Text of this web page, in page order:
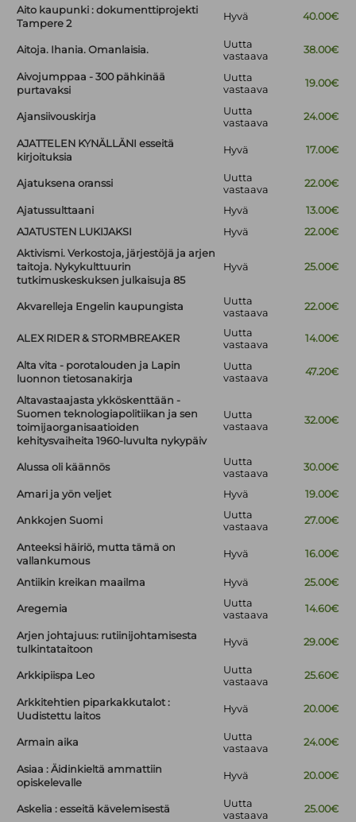
Aito kaupunki : dokumenttiprojekti
Tampere 2
Hyvä 40.00€
Aitoja. Ihania. Omanlaisia.
Uutta
vastaava
38.00€
Aivojumppaa - 300 pähkinää
purtavaksi
Uutta
vastaava
19.00€
Ajansiivouskirja
Uutta
vastaava
24.00€
AJATTELEN KYNÄLLÄNI esseitä
kirjoituksia
Hyvä 17.00€
Ajatuksena oranssi
Uutta
vastaava
22.00€
Ajatussulttaani Hyvä
13.00€
AJATUSTEN LUKIJAKSI
Hyvä
22.00€
Aktivismi. Verkostoja, järjestöjä ja arjen
taitoja. Nykykulttuurin
tutkimuskeskuksen julkaisuja 85
Hyvä 25.00€
Akvarelleja Engelin kaupungista
Uutta
vastaava
22.00€
ALEX RIDER & STORMBREAKER
Uutta
vastaava
14.00€
Alta vita - porotalouden ja Lapin
luonnon tietosanakirja
Uutta
vastaava
47.20€
Altavastaajasta ykköskenttään -
Suomen teknologiapolitiikan ja sen
toimijaorganisaatioiden
kehitysvaiheita 1960-luvulta nykypäiv
Uutta
vastaava
32.00€
Alussa oli käännös
Uutta
vastaava
30.00€
Amari ja yön veljet Hyvä 19.00€
Ankkojen Suomi
Uutta
vastaava
27.00€
Anteeksi häiriö, mutta tämä on
vallankumous
Hyvä 16.00€
Antiikin kreikan maailma Hyvä 25.00€
Aregemia
Uutta
vastaava
14.60€
Arjen johtajuus: rutiinijohtamisesta
tulkintataitoon
Hyvä 29.00€
Arkkipiispa Leo
Uutta
vastaava
25.60€
Arkkitehtien piparkakkutalot :
Uudistettu laitos
Hyvä 20.00€
Armain aika
Uutta
vastaava
24.00€
Asiaa : Äidinkieltä ammattiin
opiskelevalle
Hyvä 20.00€
Askelia : esseitä kävelemisestä
Uutta
vastaava
25.00€